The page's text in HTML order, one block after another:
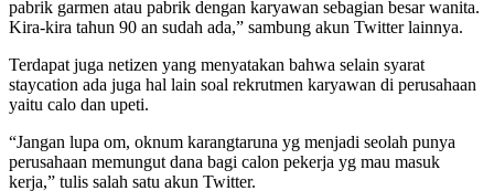
pabrik garmen atau pabrik dengan karyawan sebagian besar wanita.
Kira-kira tahun 90 an sudah ada,” sambung akun Twitter lainnya.
Terdapat juga netizen yang menyatakan bahwa selain syarat
staycation ada juga hal lain soal rekrutmen karyawan di perusahaan
yaitu calo dan upeti.
“Jangan lupa om, oknum karangtaruna yg menjadi seolah punya
perusahaan memungut dana bagi calon pekerja yg mau masuk
kerja,” tulis salah satu akun Twitter.